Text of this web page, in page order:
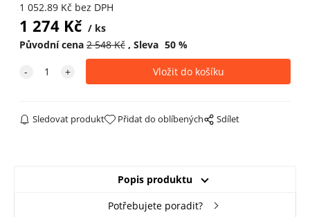
1 052.89Kč bez DPH
1 274Kč
ks
Původní cena 2 548Kč Sleva 50%
Sledovat produkt Přidat do oblíbených Sdílet
Popis produktu
Potřebujete poradit?